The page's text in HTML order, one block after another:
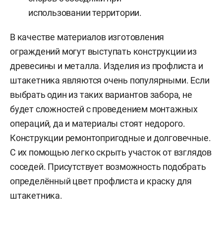
использовании территории.
В качестве материалов изготовления
ограждений могут выступать конструкции из
древесины и металла. Изделия из профлиста и
штакетника являются очень популярными. Если
выбрать один из таких вариантов забора, не
будет сложностей с проведением монтажных
операций, да и материалы стоят недорого.
Конструкции ремонтопригодные и долговечные.
С их помощью легко скрыть участок от взглядов
соседей. Присутствует возможность подобрать
определённый цвет профлиста и краску для
штакетника.